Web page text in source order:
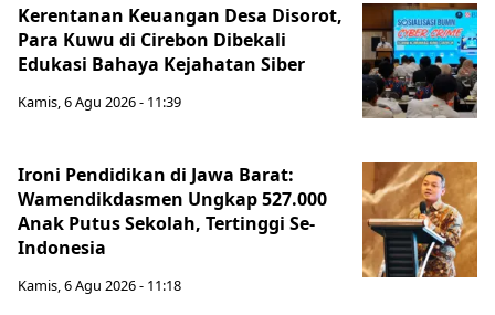
Kerentanan Keuangan Desa Disorot,
Para Kuwu di Cirebon Dibekali
Edukasi Bahaya Kejahatan Siber
Kamis, 6 Agu 2026 - 11:39
Ironi Pendidikan di Jawa Barat:
Wamendikdasmen Ungkap 527.000
Anak Putus Sekolah, Tertinggi Se-
Indonesia
Kamis, 6 Agu 2026 - 11:18